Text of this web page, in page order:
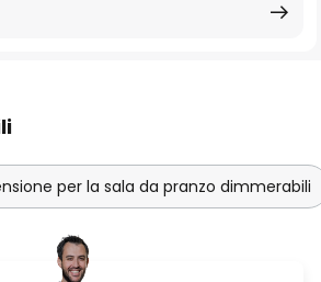
per la sala da pranzo dimmerabili